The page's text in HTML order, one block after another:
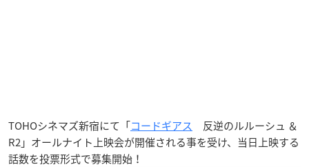
TOHOシネマズ新宿にて「コードギアス 反逆のルルーシュ ＆
R2」オールナイト上映会が開催される事を受け、当日上映する
話数を投票形式で募集開始！